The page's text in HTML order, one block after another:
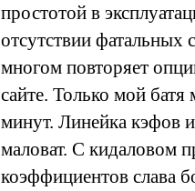
простотой в
отсутствии
многом повторяет
сайте. Только мой батя
минут. Линейка кэфов
маловат. С кидаловом
коэффициентов слава